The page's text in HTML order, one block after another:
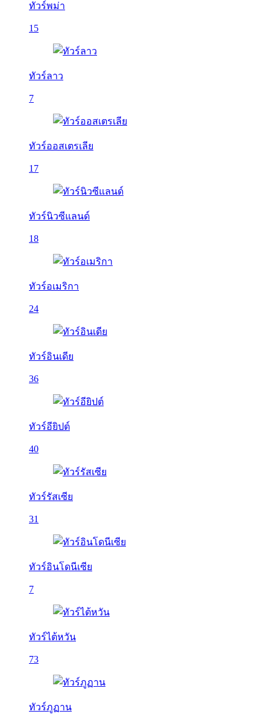
ทัวร์พม่า
15
ทัวร์ลาว
7
ทัวร์ออสเตรเลีย
17
ทัวร์นิวซีแลนด์
18
ทัวร์อเมริกา
24
ทัวร์อินเดีย
36
ทัวร์อียิปต์
40
ทัวร์รัสเซีย
31
ทัวร์อินโดนีเซีย
7
ทัวร์ไต้หวัน
73
ทัวร์ภูฏาน